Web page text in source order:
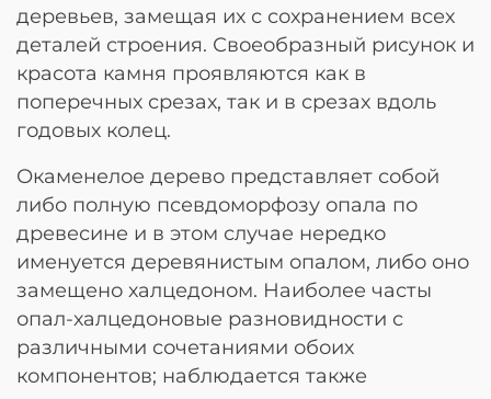
деревьев, замещая их с сохранением всех
деталей строения. Своеобразный рисунок и
красота камня проявляются как в
поперечных срезах, так и в срезах вдоль
годовых колец.
Окаменелое дерево представляет собой
либо полную псевдоморфозу опала по
древесине и в этом случае нередко
именуется деревянистым опалом, либо оно
замещено халцедоном. Наиболее часты
опал-халцедоновые разновидности с
различными сочетаниями обоих
компонентов; наблюдается также